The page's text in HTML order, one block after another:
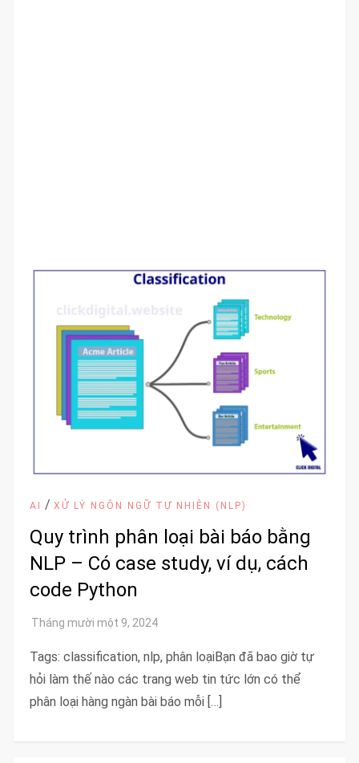
AI /XỬ LÝ NGÔN NGỮ TỰ NHIÊN (NLP)
Quy trình phân loại bài báo bằng
NLP – Có case study, ví dụ, cách
code Python
Tags: classification, nlp, phân loạiBạn đã bao giờ tự
hỏi làm thế nào các trang web tin tức lớn có thể
phân loại hàng ngàn bài báo mỗi […]